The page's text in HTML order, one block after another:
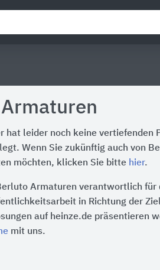
hat leider noch keine vertiefenden
Wenn Sie zukünftig auch von
möchten, klicken Sie bitte hier.
Armaturen verantwortlich
in Richtung der
auf heinze.de präsentieren
mit uns.